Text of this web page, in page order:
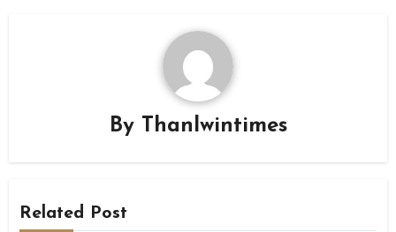
By Thanlwintimes
Related Post